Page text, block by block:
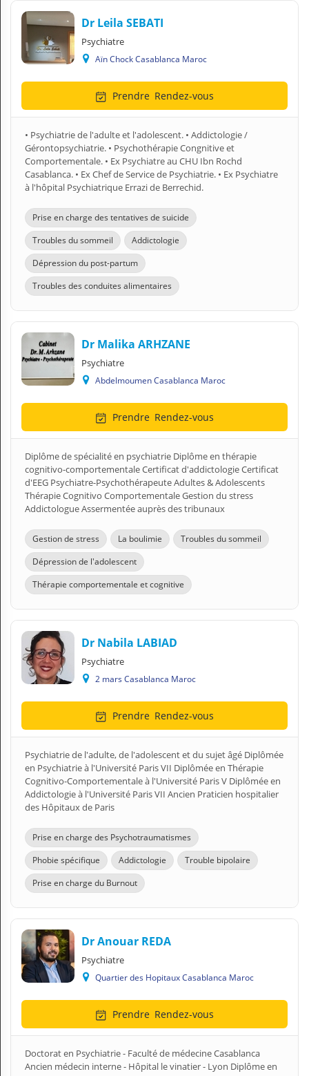
Dr Leila SEBATI
Psychiatre
Aïn Chock Casablanca Maroc
Prendre Rendez-vous
• Psychiatrie de l'adulte et l'adolescent. • Addictologie /
Gérontopsychiatrie. • Psychothérapie Congnitive et
Comportementale. • Ex Psychiatre au CHU Ibn Rochd
Casablanca. • Ex Chef de Service de Psychiatrie. • Ex Psychiatre
à l'hôpital Psychiatrique Errazi de Berrechid.
Prise en charge des tentatives de suicide
Troubles du sommeil
Addictologie
Dépression du post-partum
Troubles des conduites alimentaires
Dr Malika ARHZANE
Psychiatre
Abdelmoumen Casablanca Maroc
Prendre Rendez-vous
Diplôme de spécialité en psychiatrie Diplôme en thérapie
cognitivo-comportementale Certificat d'addictologie Certificat
d'EEG Psychiatre-Psychothérapeute Adultes & Adolescents
Thérapie Cognitivo Comportementale Gestion du stress
Addictologue Assermentée auprès des tribunaux
Gestion de stress La boulimie
Troubles du sommeil
Dépression de l'adolescent
Thérapie comportementale et cognitive
Dr Nabila LABIAD
Psychiatre
2 mars Casablanca Maroc
Prendre Rendez-vous
Psychiatrie de l'adulte, de l'adolescent et du sujet âgé Diplômée
en Psychiatrie à l'Université Paris VII Diplômée en Thérapie
Cognitivo-Comportementale à l'Université Paris V Diplômée en
Addictologie à l'Université Paris VII Ancien Praticien hospitalier
des Hôpitaux de Paris
Prise en charge des Psychotraumatismes
Phobie spécifique
Addictologie
Trouble bipolaire
Prise en charge du Burnout
Dr Anouar REDA
Psychiatre
Quartier des Hopitaux Casablanca Maroc
Prendre Rendez-vous
Doctorat en Psychiatrie - Faculté de médecine Casablanca
Ancien médecin interne - Hôpital le vinatier - Lyon Diplôme en